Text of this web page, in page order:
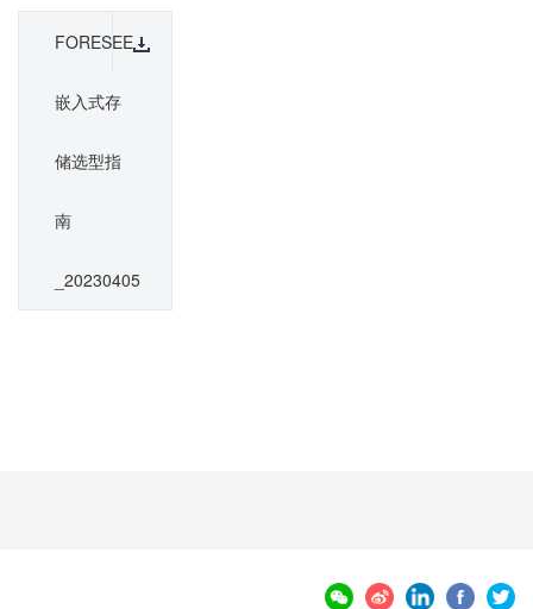
FORESEE_
嵌入式存
储选型指
南
_20230405